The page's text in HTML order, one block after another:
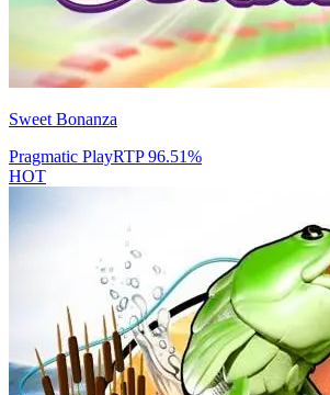
Sweet Bonanza
Pragmatic PlayRTP96.51%
HOT